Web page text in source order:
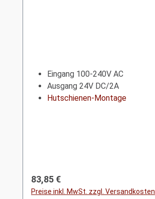
Eingang 100-240V AC
Ausgang 24V DC/2A
Hutschienen-Montage
Regulärer Preis:
83,85 €
Preise inkl. MwSt. zzgl. Versandkosten